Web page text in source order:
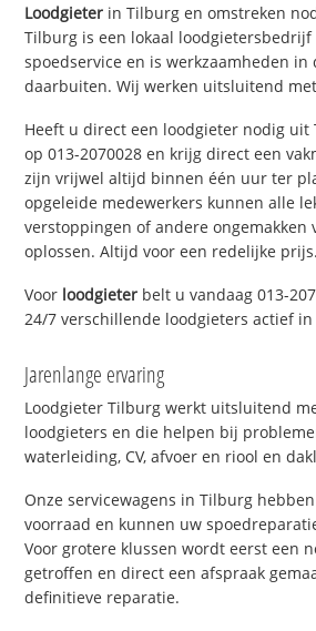
Loodgieter in Tilburg en omstreken
Tilburg is een lokaal loodgietersbedrijf
spoedservice en is werkzaamheden in
daarbuiten. Wij werken uitsluitend
Heeft u direct een loodgieter nodig uit
op 013-2070028 en krijg direct een
zijn vrijwel altijd binnen één uur ter
opgeleide medewerkers kunnen alle
verstoppingen of andere ongemakken
oplossen. Altijd voor een redelijke prijs.
Voor loodgieter belt u vandaag 013-
24/7 verschillende loodgieters actief
Jarenlange ervaring
Loodgieter Tilburg werkt uitsluitend
loodgieters en die helpen bij
waterleiding, CV, afvoer en riool en
Onze servicewagens in Tilburg
voorraad en kunnen uw
Voor grotere klussen wordt eerst een
getroffen en direct een afspraak
definitieve reparatie.